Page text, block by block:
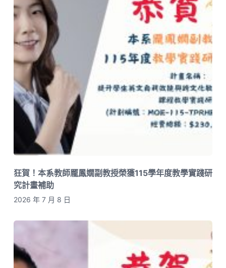
狂賀！本系教師龎鳳嫺副教授榮獲115學年度教學實踐研
究計畫補助
2026 年 7 月 8 日